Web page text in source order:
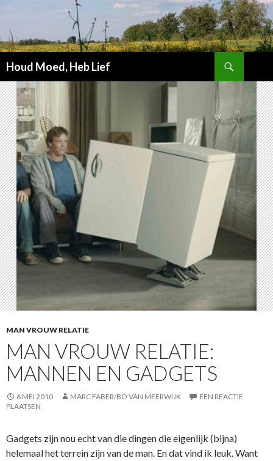
Houd Moed, Heb Lief
NAAR
INHOUD
MAN VROUW RELATIE
MAN VROUW RELATIE:
MANNEN EN GADGETS
6 MEI 2010 MARC FABER/BO VAN MEERWIJK
EEN REACTIE
PLAATSEN
Gadgets zijn nou echt van die dingen die eigenlijk (bijna)
helemaal het terrein zijn van de man. En dat vind ik leuk. Want